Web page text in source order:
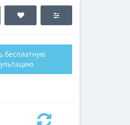
бесплатную